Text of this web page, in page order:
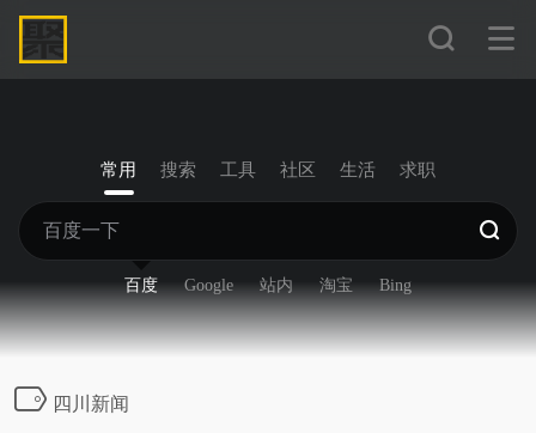
常用 搜索 工具 社区 生活 求职
百度 Google 站内 淘宝 Bing
四川新闻